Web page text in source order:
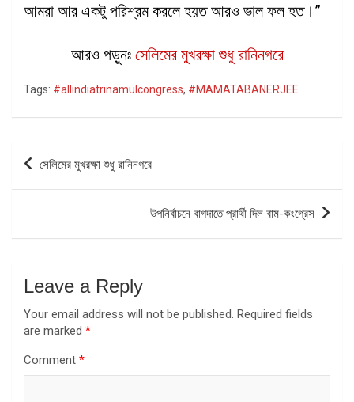
আমরা আর একটু পরিশ্রম করলে হয়ত আরও ভাল ফল হত।”
আরও পড়ুনঃ সেলিমের মুখরক্ষা শুধু রানিনগরে
Tags: #allindiatrinamulcongress, #MAMATABANERJEE
Post
navigation
সেলিমের মুখরক্ষা শুধু রানিনগরে
উপনির্বাচনে বাগদাতে প্রার্থী দিল বাম-কংগ্রেস
Leave a Reply
Your email address will not be published. Required fields
are marked *
Comment *